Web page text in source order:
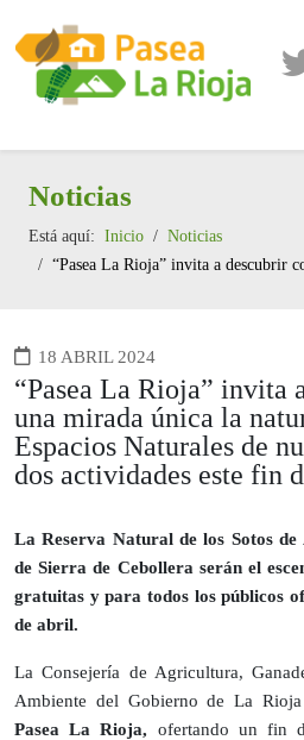
Noticias
Está aquí: Inicio
Noticias
“Pasea La Rioja” invita a descubrir con una mirada única la naturaleza de los Espacios
18 ABRIL 2024
“Pasea La Rioja” invita
una mirada única la
Espacios Naturales de
dos actividades este fin
La Reserva Natural de los Sotos
de Sierra de Cebollera serán el
gratuitas y para todos los públicos
de abril.
La Consejería de Agricultura,
Ambiente del Gobierno de La
Pasea La Rioja, ofertando un fin